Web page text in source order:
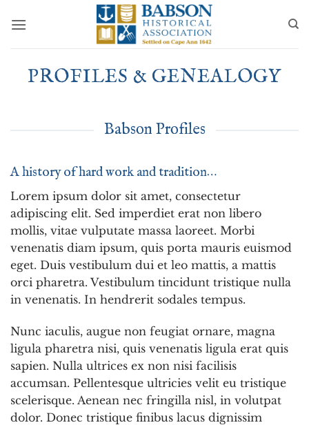
PROFILES & GENEALOGY
Babson Profiles
A history of hard work and tradition…
Lorem ipsum dolor sit amet, consectetur
adipiscing elit. Sed imperdiet erat non libero
mollis, vitae vulputate massa laoreet. Morbi
venenatis diam ipsum, quis porta mauris euismod
eget. Duis vestibulum dui et leo mattis, a mattis
orci pharetra. Vestibulum tincidunt tristique nulla
in venenatis. In hendrerit sodales tempus.
Nunc iaculis, augue non feugiat ornare, magna
ligula pharetra nisi, quis venenatis ligula erat quis
sapien. Nulla ultrices ex non nisi facilisis
accumsan. Pellentesque ultricies velit eu tristique
scelerisque. Aenean nec fringilla nisl, in volutpat
dolor. Donec tristique finibus lacus dignissim